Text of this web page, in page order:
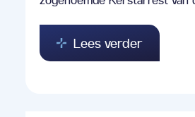
Lees verder